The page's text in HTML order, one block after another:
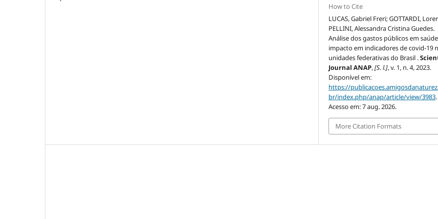
How to Cite
LUCAS, Gabriel Freri; GOTTARDI,
PELLINI, Alessandra Cristina Guedes.
Análise dos gastos públicos em
impacto em indicadores de covid-19
unidades federativas do Brasil .
Journal ANAP,[S. l.], v. 1, n. 4, 2023.
Disponível em:
https://
br/index.php/anap/article/view/3983.
Acesso em: 7 aug. 2026.
More Citation Formats